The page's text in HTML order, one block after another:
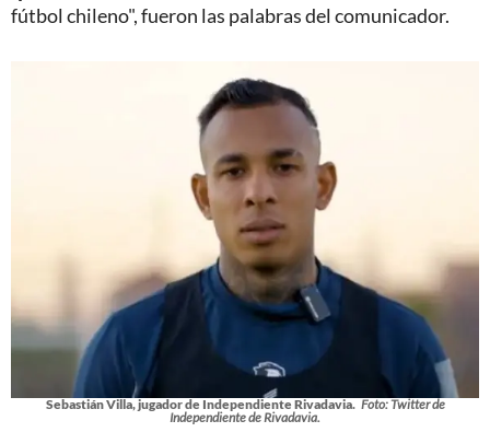
fútbol chileno", fueron las palabras del comunicador.
Sebastián Villa, jugador de Independiente Rivadavia. Foto: Twitter de
Independiente de Rivadavia.